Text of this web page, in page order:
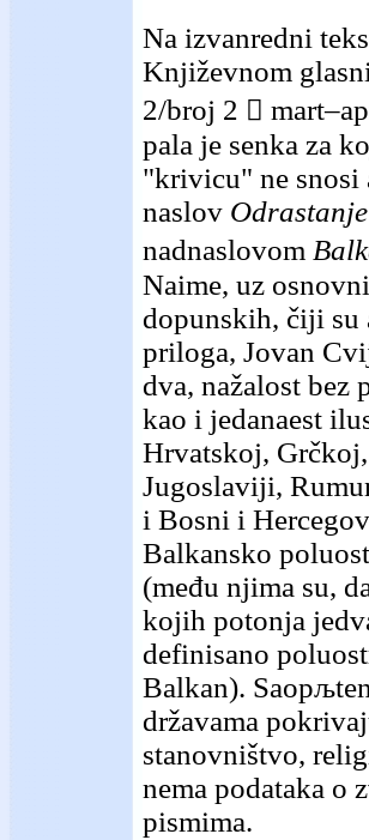
Na izvanredni
Književnom
2/broj 2 
pala je senka za
"krivicu" ne snosi
naslov Odrastanje
nadnaslovom
Naime, uz
dopunskih, čiji su
priloga, Jovan
dva, nažalost bez
kao i jedanaest
Hrvatskoj,
Jugoslaviji,
i Bosni i
Balkansko
(među njima su,
kojih potonja
definisano
Balkan).
državama
stanovništvo,
nema podataka o
pismima.